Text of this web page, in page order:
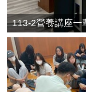
113-2營養講座一